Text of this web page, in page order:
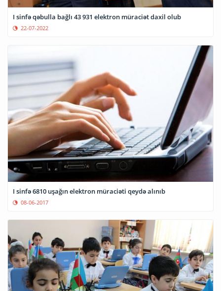
I sinfə qəbulla bağlı 43 931 elektron müraciət daxil olub
22-07-2022
I sinfə 6810 uşağın elektron müraciəti qeydə alınıb
08-06-2017